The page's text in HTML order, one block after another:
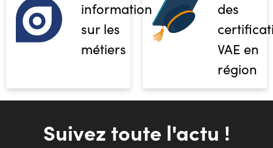
informations
sur les
métiers
des
VAE en
région
Suivez toute l'actu !